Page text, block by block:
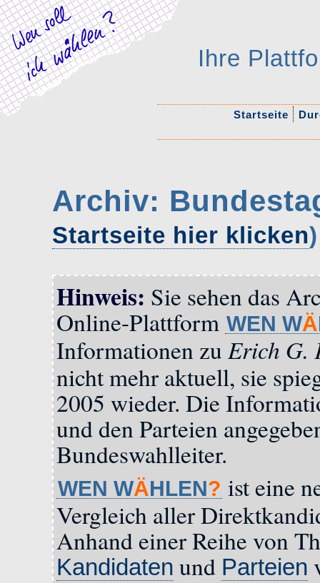
Ihre
Startseite
Archiv:
Startseite hier klicken)
Hinweis: Sie sehen das
Online-Plattform WEN WÄ
Informationen zu Erich G.
nicht mehr aktuell, sie
2005 wieder. Die
und den Parteien
Bundeswahlleiter.
WEN WÄHLEN? ist eine
Vergleich aller
Anhand einer Reihe von
Kandidaten und Parteien